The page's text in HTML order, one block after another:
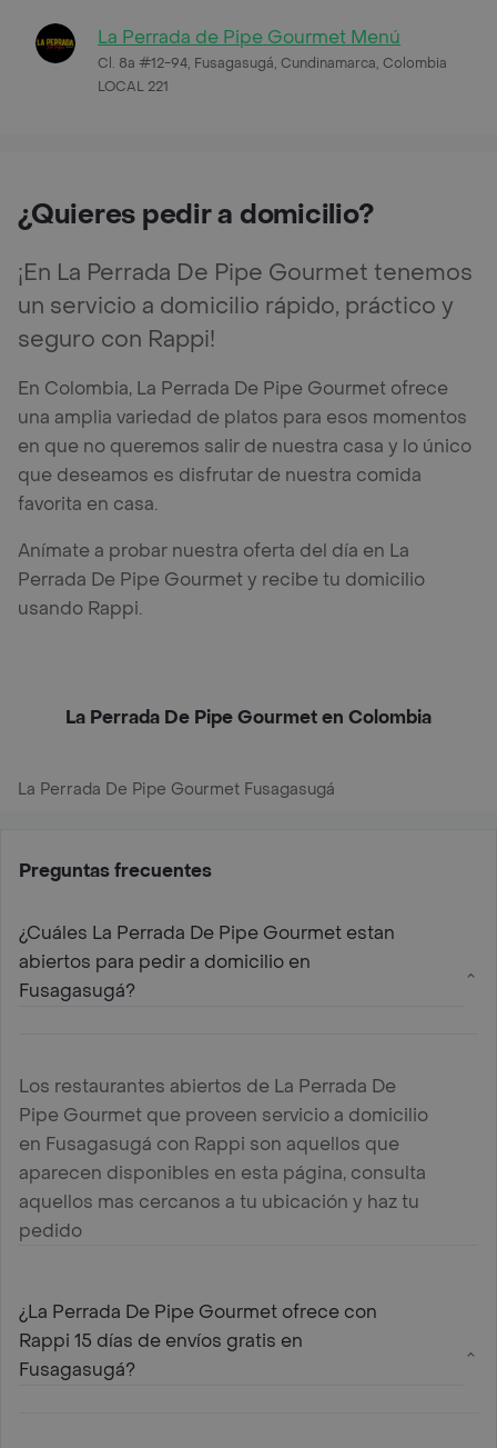
La Perrada de Pipe Gourmet Menú
Cl. 8a #12-94, Fusagasugá, Cundinamarca, Colombia
LOCAL 221
¿Quieres pedir a domicilio?
¡En La Perrada De Pipe Gourmet tenemos
un servicio a domicilio rápido, práctico y
seguro con Rappi!
En Colombia, La Perrada De Pipe Gourmet ofrece
una amplia variedad de platos para esos momentos
en que no queremos salir de nuestra casa y lo único
que deseamos es disfrutar de nuestra comida
favorita en casa.
Anímate a probar nuestra oferta del día en La
Perrada De Pipe Gourmet y recibe tu domicilio
usando Rappi.
La Perrada De Pipe Gourmet en Colombia
La Perrada De Pipe Gourmet Fusagasugá
Preguntas frecuentes
¿Cuáles La Perrada De Pipe Gourmet estan
abiertos para pedir a domicilio en
Fusagasugá?
Los restaurantes abiertos de La Perrada De
Pipe Gourmet que proveen servicio a domicilio
en Fusagasugá con Rappi son aquellos que
aparecen disponibles en esta página, consulta
aquellos mas cercanos a tu ubicación y haz tu
pedido
¿La Perrada De Pipe Gourmet ofrece con
Rappi 15 días de envíos gratis en
Fusagasugá?